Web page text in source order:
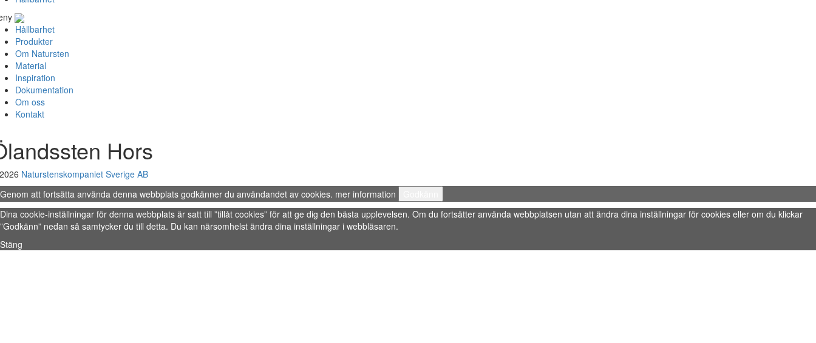
Hållbarhet
Produkter
Om Natursten
Material
Inspiration
Dokumentation
Om oss
Kontakt
Hors
Naturstenskompaniet Sverige AB
Genom att fortsätta använda denna webbplats godkänner du användandet av cookies. mer information
Dina cookie-inställningar för denna webbplats är satt till ”tillåt cookies” för att ge dig den bästa upplevelsen. Om du fortsätter använda webbplatsen utan att ändra dina inställningar för cookies eller om du klickar
”Godkänn” nedan så samtycker du till detta. Du kan närsomhelst ändra dina inställningar i webbläsaren.
Stäng